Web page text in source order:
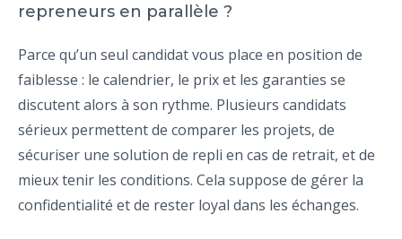
repreneurs en parallèle ?
Parce qu’un seul candidat vous place en position de
faiblesse : le calendrier, le prix et les garanties se
discutent alors à son rythme. Plusieurs candidats
sérieux permettent de comparer les projets, de
sécuriser une solution de repli en cas de retrait, et de
mieux tenir les conditions. Cela suppose de gérer la
confidentialité et de rester loyal dans les échanges.